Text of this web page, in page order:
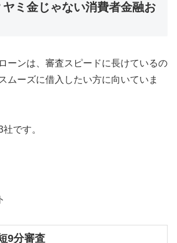
ヤミ金じゃない消費者金融お
ーンは、審査スピードに長けているの
ムーズに借入したい方に向いていま
です。
9分審査